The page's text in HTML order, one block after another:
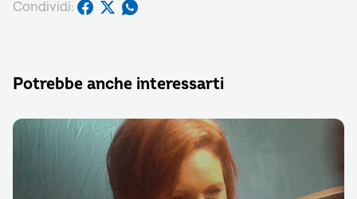
Condividi:
Potrebbe anche interessarti